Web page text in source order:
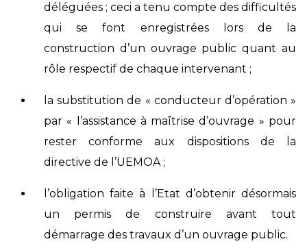
déléguées ; ceci a tenu compte des difficultés
qui se font enregistrées lors de la
construction d’un ouvrage public quant au
rôle respectif de chaque intervenant ;
la substitution de « conducteur d’opération »
par « l’assistance à maîtrise d’ouvrage » pour
rester conforme aux dispositions de la
directive de l’UEMOA ;
l’obligation faite à l’Etat d’obtenir désormais
un permis de construire avant tout
démarrage des travaux d’un ouvrage public.